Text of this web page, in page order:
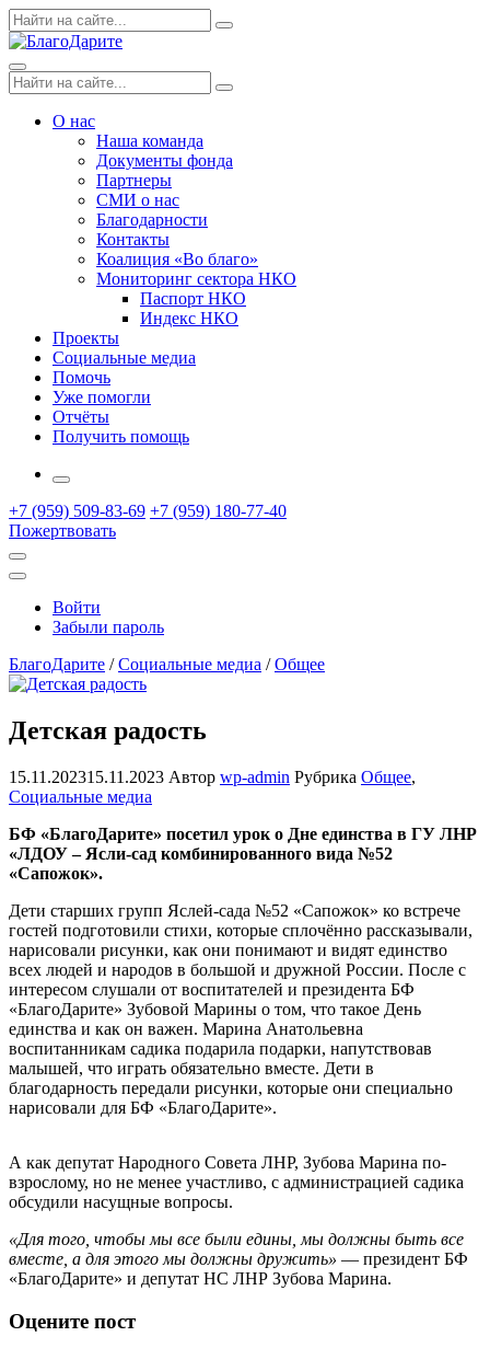
Skip
to
Поиск
по:
Search
Menu
Поиск
по:
Search
О нас
Наша команда
Документы фонда
Партнеры
СМИ о нас
Благодарности
Контакты
Коалиция «Во благо»
Мониторинг сектора НКО
Паспорт НКО
Индекс НКО
Проекты
Социальные медиа
Помочь
Уже помогли
Отчёты
Получить помощь
More
+7 (959) 509-83-69 +7 (959) 180-77-40
Пожертвовать
Открыть
поиск
Профиль
Войти
Забыли пароль
БлагоДарите /Социальные медиа /Общее
Детская радость
15.11.202315.11.2023 Автор wp-admin Рубрика Общее,
Социальные медиа
БФ «БлагоДарите» посетил урок о Дне единства в ГУ ЛНР
«ЛДОУ – Ясли-сад комбинированного вида №52
«Сапожок».
Дети старших групп Яслей-сада №52 «Сапожок» ко встрече
гостей подготовили стихи, которые сплочённо рассказывали,
нарисовали рисунки, как они понимают и видят единство
всех людей и народов в большой и дружной России. После с
интересом слушали от воспитателей и президента БФ
«БлагоДарите» Зубовой Марины о том, что такое День
единства и как он важен. Марина Анатольевна
воспитанникам садика подарила подарки, напутствовав
малышей, что играть обязательно вместе. Дети в
благодарность передали рисунки, которые они специально
нарисовали для БФ «БлагоДарите».
А как депутат Народного Совета ЛНР, Зубова Марина по-
взрослому, но не менее участливо, с администрацией садика
обсудили насущные вопросы.
«Для того, чтобы мы все были едины, мы должны быть все
вместе, а для этого мы должны дружить» — президент БФ
«БлагоДарите» и депутат НС ЛНР Зубова Марина.
Оцените пост